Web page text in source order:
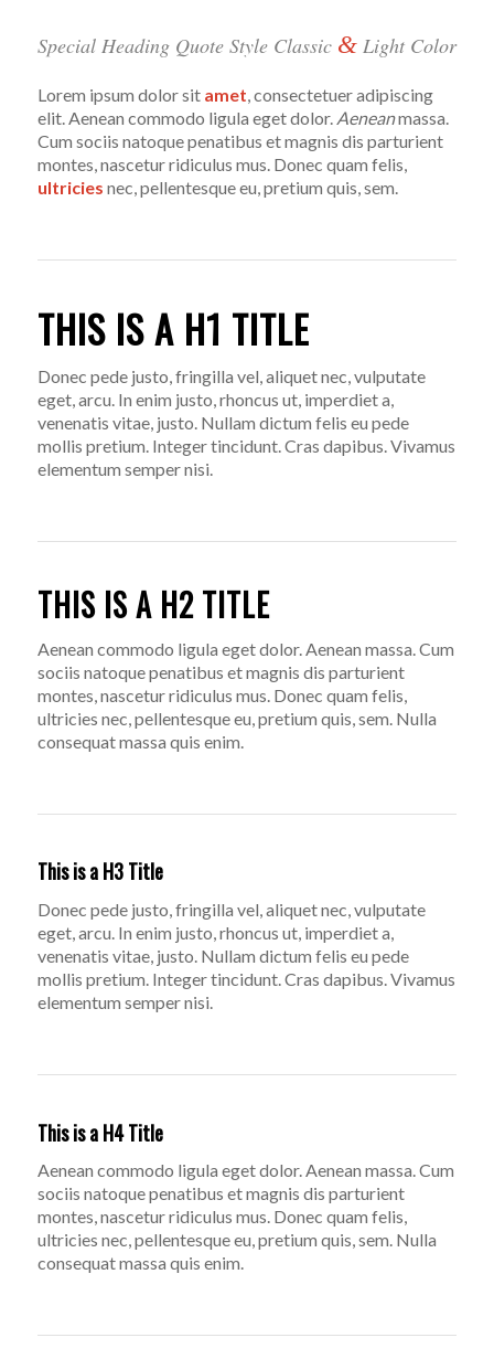
Special Heading Quote Style Classic &Light Color
Lorem ipsum dolor sit amet, consectetuer adipiscing
elit. Aenean commodo ligula eget dolor. Aeneanmassa.
Cum sociis natoque penatibus et magnis dis parturient
montes, nascetur ridiculus mus. Donec quam felis,
ultricies nec, pellentesque eu, pretium quis, sem.
THIS IS A H1 TITLE
Donec pede justo, fringilla vel, aliquet nec, vulputate
eget, arcu. In enim justo, rhoncus ut, imperdiet a,
venenatis vitae, justo. Nullam dictum felis eu pede
mollis pretium. Integer tincidunt. Cras dapibus. Vivamus
elementum semper nisi.
THIS IS A H2 TITLE
Aenean commodo ligula eget dolor. Aenean massa. Cum
sociis natoque penatibus et magnis dis parturient
montes, nascetur ridiculus mus. Donec quam felis,
ultricies nec, pellentesque eu, pretium quis, sem. Nulla
consequat massa quis enim.
This is a H3 Title
Donec pede justo, fringilla vel, aliquet nec, vulputate
eget, arcu. In enim justo, rhoncus ut, imperdiet a,
venenatis vitae, justo. Nullam dictum felis eu pede
mollis pretium. Integer tincidunt. Cras dapibus. Vivamus
elementum semper nisi.
This is a H4 Title
Aenean commodo ligula eget dolor. Aenean massa. Cum
sociis natoque penatibus et magnis dis parturient
montes, nascetur ridiculus mus. Donec quam felis,
ultricies nec, pellentesque eu, pretium quis, sem. Nulla
consequat massa quis enim.